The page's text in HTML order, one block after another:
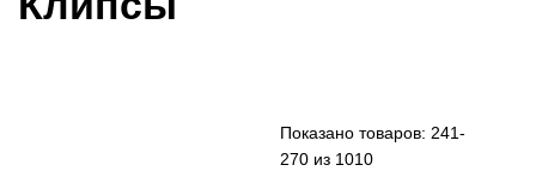
Показано товаров: 241-
270 из 1010